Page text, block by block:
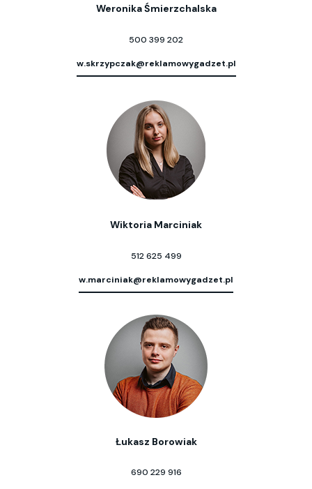
Weronika Śmierzchalska
500 399 202
w.skrzypczak@reklamowygadzet.pl
Wiktoria Marciniak
512 625 499
w.marciniak@reklamowygadzet.pl
Łukasz Borowiak
690 229 916